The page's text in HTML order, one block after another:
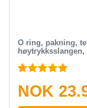
O ring, pakning,
NOK